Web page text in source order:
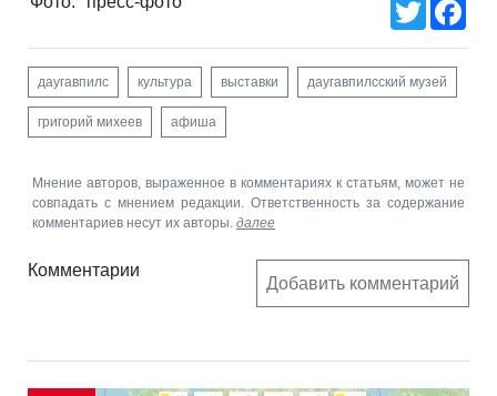
даугавпилс культура выставки даугавпилсский музей
григорий михеев афиша
Мнение авторов, выраженное в комментариях к статьям, может не
совпадать с мнением редакции. Ответственность за содержание
комментариев несут их авторы. далее
Комментарии
Добавить комментарий